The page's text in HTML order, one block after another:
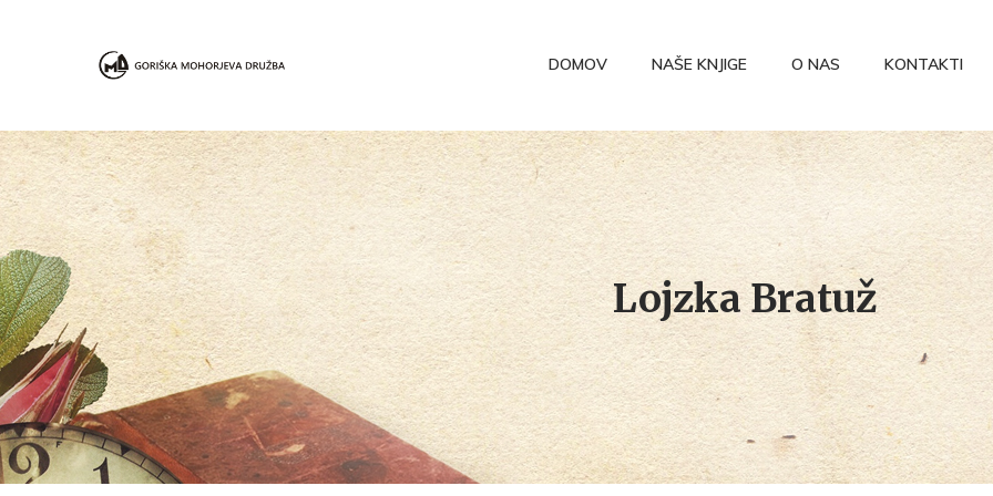
DOMOV NAŠE KNJIGE O NAS KONTAKTI
Lojzka Bratuž